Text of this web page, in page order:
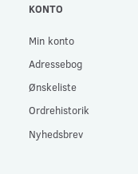
KONTO
Min konto
Adressebog
Ønskeliste
Ordrehistorik
Nyhedsbrev